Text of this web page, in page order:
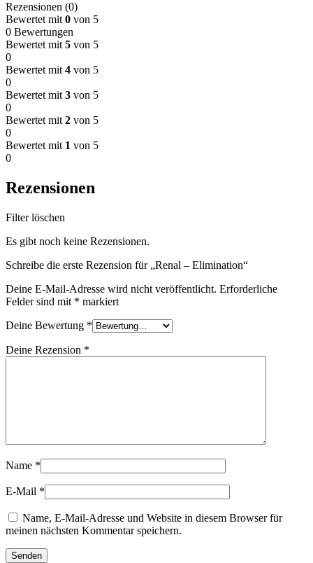
Rezensionen (0)
Bewertet mit 0 von 5
0 Bewertungen
Bewertet mit 5 von 5
0
Bewertet mit 4 von 5
0
Bewertet mit 3 von 5
0
Bewertet mit 2 von 5
0
Bewertet mit 1 von 5
0
Rezensionen
Filter löschen
Es gibt noch keine Rezensionen.
Schreibe die erste Rezension für „Renal – Elimination“
Deine E-Mail-Adresse wird nicht veröffentlicht. Erforderliche
Felder sind mit * markiert
Deine Bewertung *
Deine Rezension *
Name *
E-Mail *
Name, E-Mail-Adresse und Website in diesem Browser für
meinen nächsten Kommentar speichern.